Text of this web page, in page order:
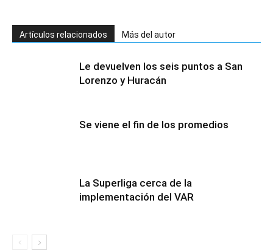
Artículos relacionados Más del autor
Le devuelven los seis puntos a San
Lorenzo y Huracán
Se viene el fin de los promedios
La Superliga cerca de la
implementación del VAR